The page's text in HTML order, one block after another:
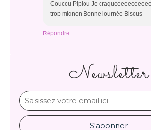
Coucou Pipiou Je
trop mignon Bonne journée Bisous
Répondre
Newsletter